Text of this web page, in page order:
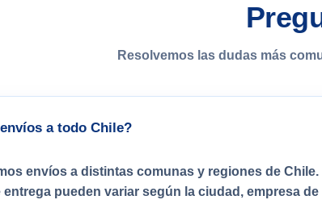
Resolvemos las dudas más
a todo Chile?
envíos a distintas comunas y regiones de
entrega pueden variar según la ciudad, empresa de